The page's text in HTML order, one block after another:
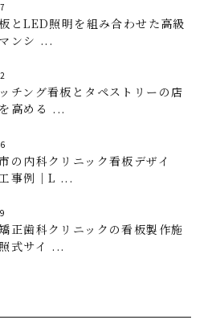
とLED照明を組み合わせた高級
ンシ ...
チング看板とタペストリーの店
高める ...
の内科クリニック看板デザイ
事例｜L ...
正歯科クリニックの看板製作施
式サイ ...